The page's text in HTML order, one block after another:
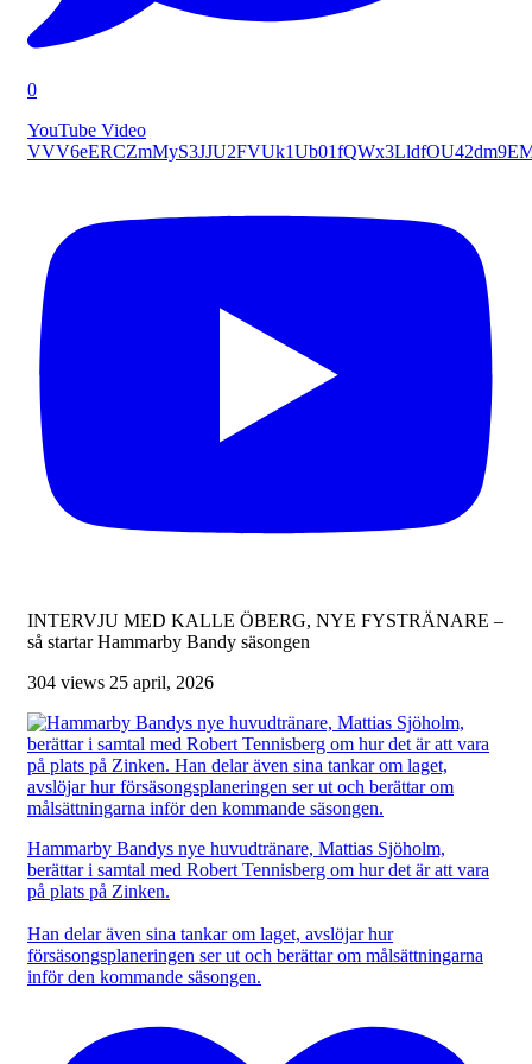
0
YouTube Video
INTERVJU MED KALLE ÖBERG, NYE FYSTRÄNARE –
så startar Hammarby Bandy säsongen
304 views 25 april, 2026
Hammarby Bandys nye huvudtränare, Mattias Sjöholm,
berättar i samtal med Robert Tennisberg om hur det är att vara
på plats på Zinken.
Han delar även sina tankar om laget, avslöjar hur
försäsongsplaneringen ser ut och berättar om målsättningarna
inför den kommande säsongen.